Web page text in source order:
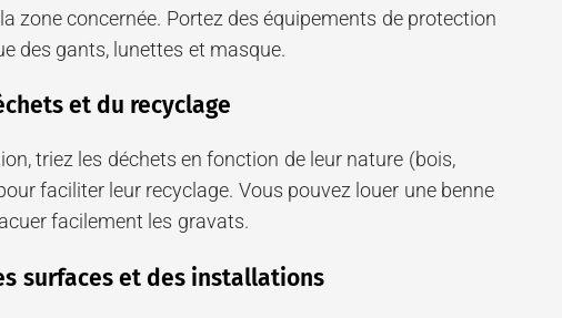
zone concernée. Portez des équipements de protection
des gants, lunettes et masque.
et du recyclage
triez les déchets en fonction de leur nature (bois,
faciliter leur recyclage. Vous pouvez louer une benne
facilement les gravats.
surfaces et des installations